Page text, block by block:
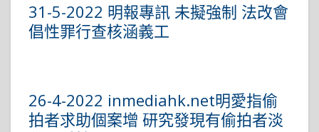
31-5-2022 明報專訊 未擬強制 法改會
倡性罪行查核涵義工
26-4-2022 inmediahk.net明愛指偷
拍者求助個案增 研究發現有偷拍者淡